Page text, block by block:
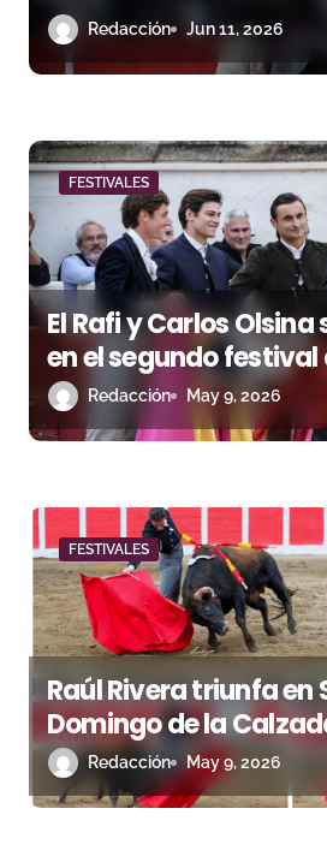
n
t
a
d
a
s
orejas para Sánchez
Javier Cortés y Julio
Redacción Jun 11, 2026
FESTIVALES
El Rafi y Carlos Olsina
en el segundo festival
Off de Béziers
Redacción May 9, 2026
FESTIVALES
Raúl Rivera triunfa en
Domingo de la
festival marcado por
de Eusebio Naranjo
Redacción May 9, 2026